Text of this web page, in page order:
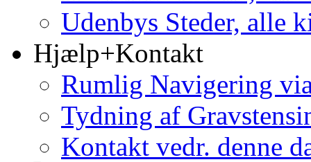
Udenbys Steder, alle
Hjælp+Kontakt
Rumlig Navigering
Tydning af
Kontakt vedr. denne